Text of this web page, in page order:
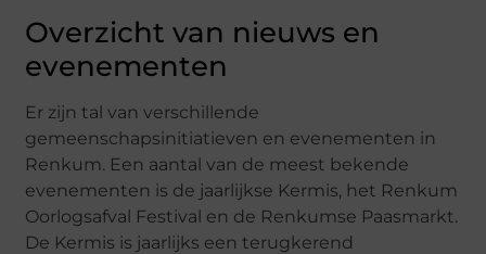
Overzicht van nieuws en
evenementen
Er zijn tal van verschillende
gemeenschapsinitiatieven en evenementen in
Renkum. Een aantal van de meest bekende
evenementen is de jaarlijkse Kermis, het Renkum
Oorlogsafval Festival en de Renkumse Paasmarkt.
De Kermis is jaarlijks een terugkerend